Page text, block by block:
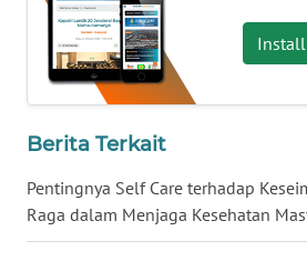
Berita Terkait
Pentingnya Self Care terhadap
Raga dalam Menjaga Kesehatan
TIMUR
WN
SEMARANG
WN